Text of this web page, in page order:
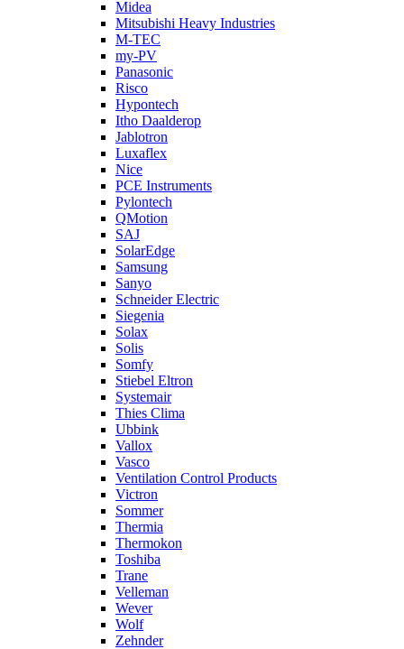
Midea
Mitsubishi Heavy Industries
M-TEC
my-PV
Panasonic
Risco
Hypontech
Itho Daalderop
Jablotron
Luxaflex
Nice
PCE Instruments
Pylontech
QMotion
SAJ
SolarEdge
Samsung
Sanyo
Schneider Electric
Siegenia
Solax
Solis
Somfy
Stiebel Eltron
Systemair
Thies Clima
Ubbink
Vallox
Vasco
Ventilation Control Products
Victron
Sommer
Thermia
Thermokon
Toshiba
Trane
Velleman
Wever
Wolf
Zehnder